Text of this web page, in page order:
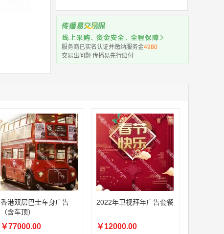
服务商已实名认证并缴纳服务金4980
交易出问题 传播易先行赔付
香港双层巴士车身广告
（含车顶）
￥77000.00
2022年卫视拜年广告套餐
￥12000.00